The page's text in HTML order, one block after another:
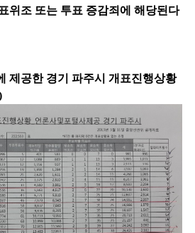
위조 또는 투표 증감죄에 해당된다
제공한 경기 파주시 개표진행상황